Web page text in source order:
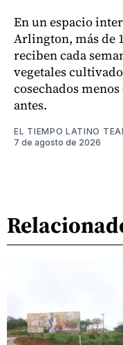
En un espacio
Arlington, más de
reciben cada
vegetales
cosechados menos
antes.
EL TIEMPO LATINO
7 de agosto de 2026